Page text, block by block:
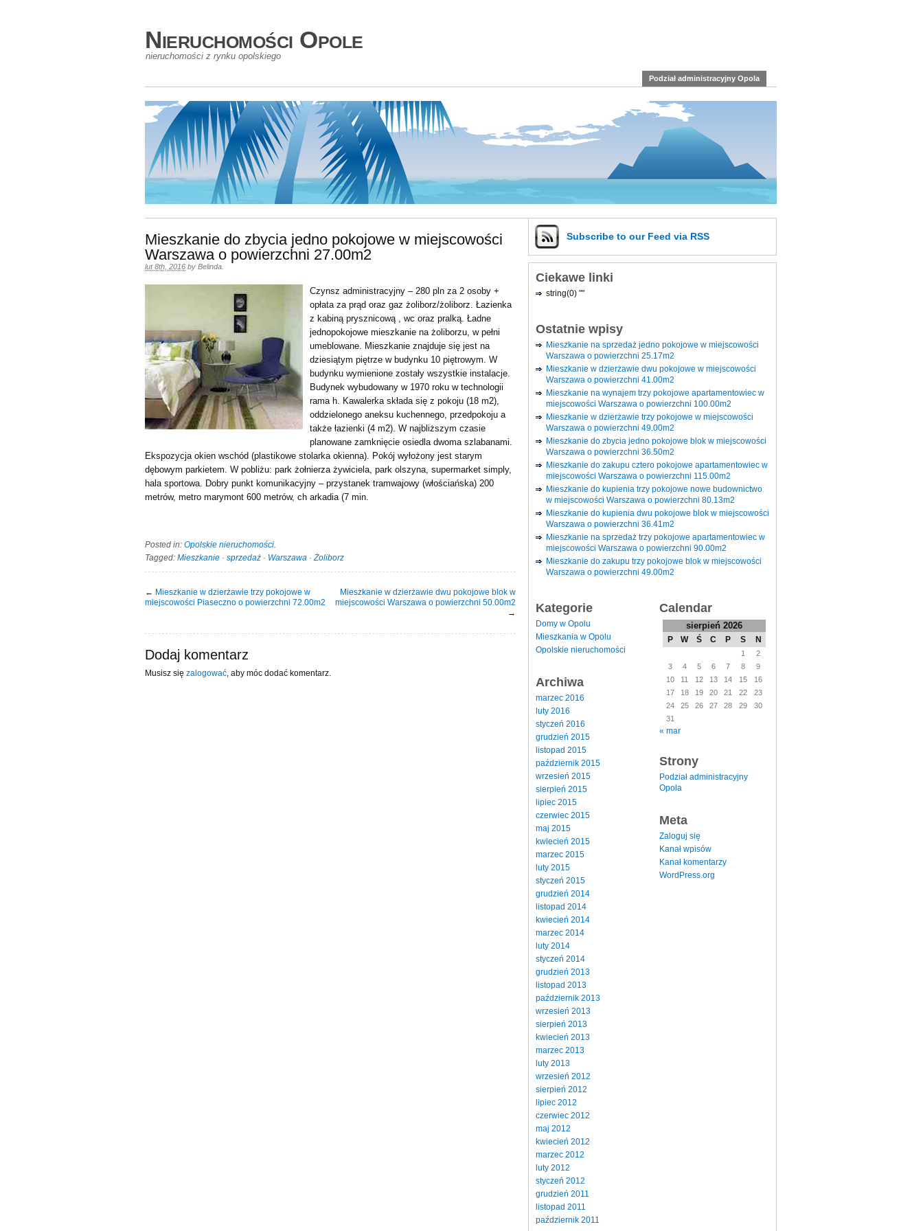
Nieruchomości Opole
nieruchomości z rynku opolskiego
Podział administracyjny Opola
Mieszkanie do zbycia jedno pokojowe w miejscowości
Warszawa o powierzchni 27.00m2
lut 8th, 2016 by Belinda
Czynsz administracyjny – 280 pln za 2 osoby +
opłata za prąd oraz gaz żoliborz/żoliborz. Łazienka
z kabiną prysznicową , wc oraz pralką. Ładne
jednopokojowe mieszkanie na żoliborzu, w pełni
umeblowane. Mieszkanie znajduje się jest na
dziesiątym piętrze w budynku 10 piętrowym. W
budynku wymienione zostały wszystkie instalacje.
Budynek wybudowany w 1970 roku w technologii
rama h. Kawalerka składa się z pokoju (18 m2),
oddzielonego aneksu kuchennego, przedpokoju a
także łazienki (4 m2). W najbliższym czasie
planowane zamknięcie osiedla dwoma szlabanami.
Ekspozycja okien wschód (plastikowe stolarka okienna). Pokój wyłożony jest starym
dębowym parkietem. W pobliżu: park żołnierza żywiciela, park olszyna, supermarket simply,
hala sportowa. Dobry punkt komunikacyjny – przystanek tramwajowy (włościańska) 200
metrów, metro marymont 600 metrów, ch arkadia (7 min.
Posted in: Opolskie nieruchomości.
Tagged: Mieszkanie · sprzedaż · Warszawa ·Żoliborz
← Mieszkanie w dzierżawie trzy pokojowe w
miejscowości Piaseczno o powierzchni 72.00m2
Mieszkanie w dzierżawie dwu pokojowe blok w
miejscowości Warszawa o powierzchni 50.00m2
→
Dodaj komentarz
Musisz się zalogować , aby móc dodać komentarz.
Subscribe to our Feed via RSS
Ciekawe linki
string(0) ""
Ostatnie wpisy
Mieszkanie na sprzedaż jedno pokojowe w miejscowości
Warszawa o powierzchni 25.17m2
Mieszkanie w dzierżawie dwu pokojowe w miejscowości
Warszawa o powierzchni 41.00m2
Mieszkanie na wynajem trzy pokojowe apartamentowiec w
miejscowości Warszawa o powierzchni 100.00m2
Mieszkanie w dzierżawie trzy pokojowe w miejscowości
Warszawa o powierzchni 49.00m2
Mieszkanie do zbycia jedno pokojowe blok w miejscowości
Warszawa o powierzchni 36.50m2
Mieszkanie do zakupu cztero pokojowe apartamentowiec w
miejscowości Warszawa o powierzchni 115.00m2
Mieszkanie do kupienia trzy pokojowe nowe budownictwo
w miejscowości Warszawa o powierzchni 80.13m2
Mieszkanie do kupienia dwu pokojowe blok w miejscowości
Warszawa o powierzchni 36.41m2
Mieszkanie na sprzedaż trzy pokojowe apartamentowiec w
miejscowości Warszawa o powierzchni 90.00m2
Mieszkanie do zakupu trzy pokojowe blok w miejscowości
Warszawa o powierzchni 49.00m2
Kategorie
Domy w Opolu
Mieszkania w Opolu
Opolskie nieruchomości
Archiwa
marzec 2016
luty 2016
styczeń 2016
grudzień 2015
listopad 2015
październik 2015
wrzesień 2015
sierpień 2015
lipiec 2015
czerwiec 2015
maj 2015
kwiecień 2015
marzec 2015
luty 2015
styczeń 2015
grudzień 2014
listopad 2014
kwiecień 2014
marzec 2014
luty 2014
styczeń 2014
grudzień 2013
listopad 2013
październik 2013
wrzesień 2013
sierpień 2013
kwiecień 2013
marzec 2013
luty 2013
wrzesień 2012
sierpień 2012
lipiec 2012
czerwiec 2012
maj 2012
kwiecień 2012
marzec 2012
luty 2012
styczeń 2012
grudzień 2011
listopad 2011
październik 2011
Calendar
sierpień 2026
P W Ś C P S N
1
2
3
4 5 6 7 8
9
10
11 12 13 14 15
16
17
18 19 20 21 22
23
24
25 26 27 28 29
30
31
« mar
Strony
Podział administracyjny
Opola
Meta
Zaloguj się
Kanał wpisów
Kanał komentarzy
WordPress.org